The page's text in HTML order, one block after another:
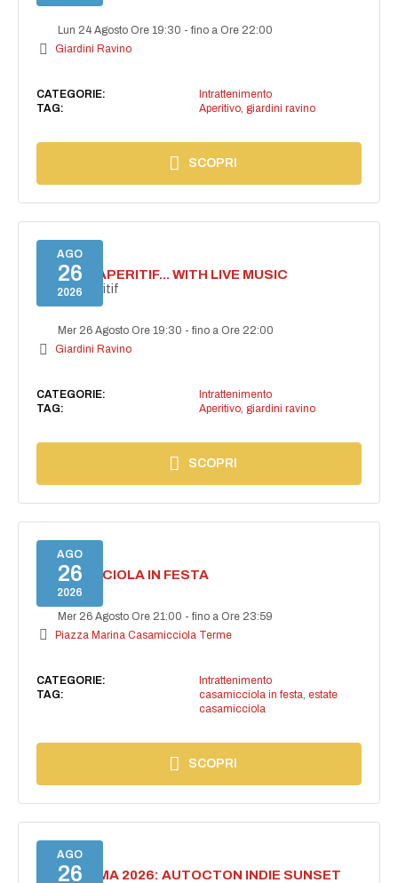
Lun 24 Agosto Ore 19:30 -fino a Ore 22:00
Giardini Ravino
CATEGORIE:
Intrattenimento
TAG:
Aperitivo, giardini ravino
SCOPRI
AGO
26
2026
SECRET APERITIF... WITH LIVE MUSIC
Secret aperitif
Mer 26 Agosto Ore 19:30 -fino a Ore 22:00
Giardini Ravino
CATEGORIE:
Intrattenimento
TAG:
Aperitivo, giardini ravino
SCOPRI
AGO
26
2026
CASAMICCIOLA IN FESTA
Mer 26 Agosto Ore 21:00 -fino a Ore 23:59
Piazza Marina Casamicciola Terme
CATEGORIE:
Intrattenimento
TAG:
casamicciola in festa estate
casamicciola
SCOPRI
AGO
26
BELLISSIMA 2026: AUTOCTON INDIE SUNSET